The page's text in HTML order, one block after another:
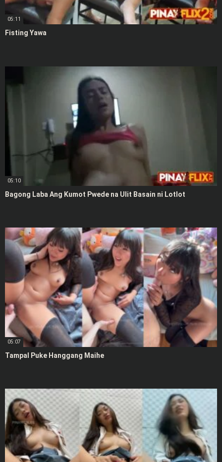
05:11
Fisting Yawa
05:10
Bagong Laba Ang Kumot Pwede na Ulit Basain ni Lotlot
05:07
Tampal Puke Hanggang Maihe